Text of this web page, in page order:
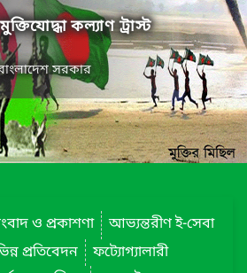
কল্যাণ ট্রাস্ট
বাংলাদেশ সরকার
ও প্রকাশণা
আভ্যন্তরীণ ই-সেবা
প্রতিবেদন
ফট্যোগ্যালারী